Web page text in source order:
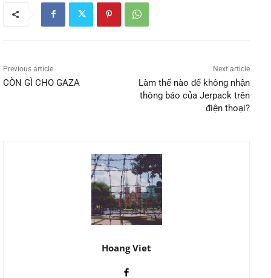
Previous article
CÒN GÌ CHO GAZA
Next article
Làm thế nào để không nhận
thông báo của Jerpack trên
điện thoại?
Hoang Viet